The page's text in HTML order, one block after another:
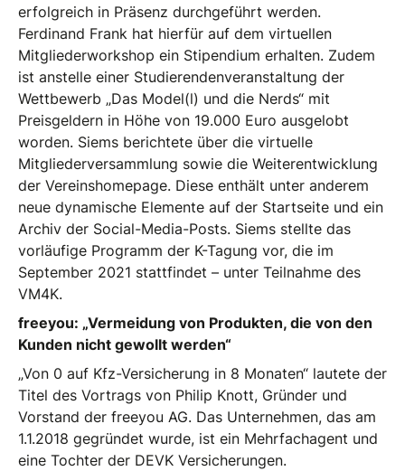
erfolgreich in Präsenz durchgeführt werden.
Ferdinand Frank hat hierfür auf dem virtuellen
Mitgliederworkshop ein Stipendium erhalten. Zudem
ist anstelle einer Studierendenveranstaltung der
Wettbewerb „Das Model(l) und die Nerds“ mit
Preisgeldern in Höhe von 19.000 Euro ausgelobt
worden. Siems berichtete über die virtuelle
Mitgliederversammlung sowie die Weiterentwicklung
der Vereinshomepage. Diese enthält unter anderem
neue dynamische Elemente auf der Startseite und ein
Archiv der Social-Media-Posts. Siems stellte das
vorläufige Programm der K-Tagung vor, die im
September 2021 stattfindet – unter Teilnahme des
VM4K.
freeyou: „Vermeidung von Produkten, die von den
Kunden nicht gewollt werden“
„Von 0 auf Kfz-Versicherung in 8 Monaten“ lautete der
Titel des Vortrags von Philip Knott, Gründer und
Vorstand der freeyou AG. Das Unternehmen, das am
1.1.2018 gegründet wurde, ist ein Mehrfachagent und
eine Tochter der DEVK Versicherungen.